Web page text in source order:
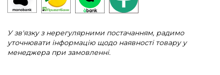
У зв'язку з нерегулярними постачанням, радимо
уточнювати інформацію щодо наявності товару у
менеджера при замовленні.